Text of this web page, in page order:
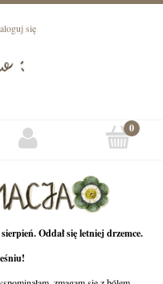
się
Oddał się letniej drzemce.